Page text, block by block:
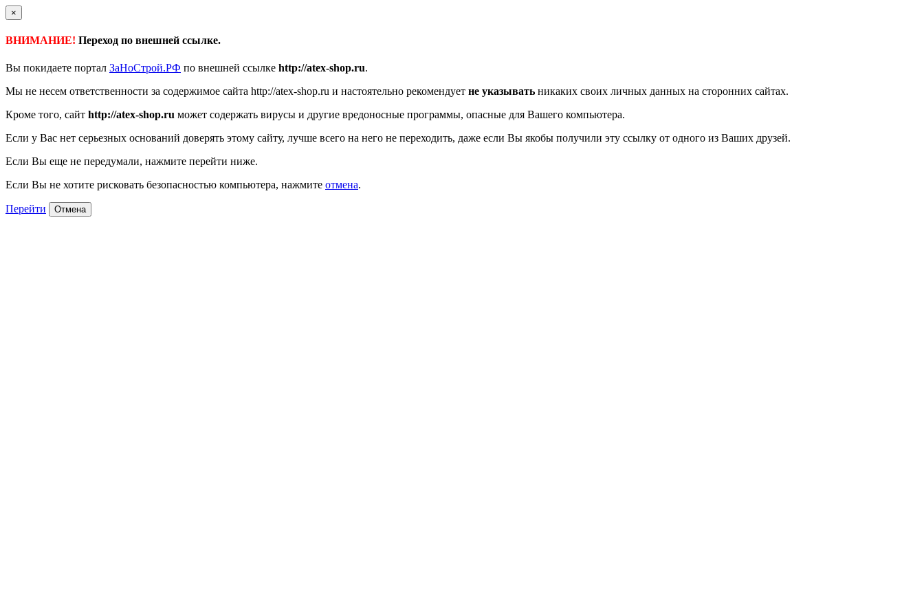
×
ВНИМАНИЕ! Переход по внешней ссылке.
Вы покидаете портал ЗаНоСтрой.РФ по внешней ссылке http://atex-shop.ru.
Мы не несем ответственности за содержимое сайта http://atex-shop.ru и настоятельно рекомендует не указывать никаких своих личных данных на сторонних сайтах.
Кроме того, сайт http://atex-shop.ru может содержать вирусы и другие вредоносные программы, опасные для Вашего компьютера.
Если у Вас нет серьезных оснований доверять этому сайту, лучше всего на него не переходить, даже если Вы якобы получили эту ссылку от одного из Ваших друзей.
Если Вы еще не передумали, нажмите перейти ниже.
Если Вы не хотите рисковать безопасностью компьютера, нажмите отмена.
Перейти Отмена